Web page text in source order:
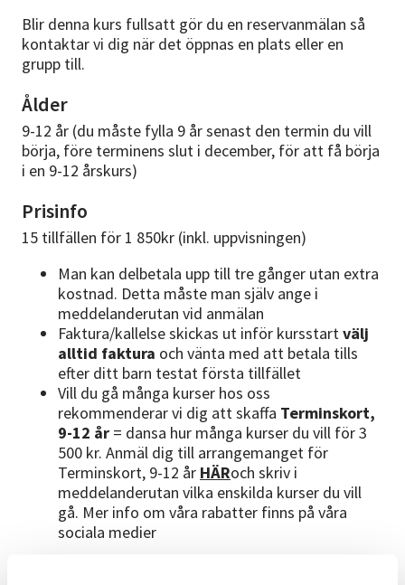
Blir denna kurs fullsatt gör du en reservanmälan så
kontaktar vi dig när det öppnas en plats eller en
grupp till.
Ålder
9-12 år (du måste fylla 9 år senast den termin du vill
börja, före terminens slut i december, för att få börja
i en 9-12 årskurs)
Prisinfo
15 tillfällen för 1 850kr (inkl. uppvisningen)
Man kan delbetala upp till tre gånger utan extra
kostnad. Detta måste man själv ange i
meddelanderutan vid anmälan
Faktura/kallelse skickas ut inför kursstartvälj
alltid faktura och vänta med att betala tills
efter ditt barn testat första tillfället
Vill du gå många kurser hos oss
rekommenderar vi dig att skaffa Terminskort,
9-12 år = dansa hur många kurser du vill för 3
500 kr. Anmäl dig till arrangemanget för
Terminskort, 9-12 år HÄRoch skriv i
meddelanderutan vilka enskilda kurser du vill
gå. Mer info om våra rabatter finns på våra
sociala medier